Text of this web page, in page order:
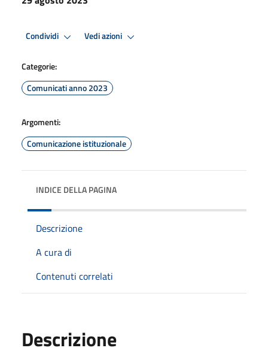
Condividi Vedi azioni
Categorie:
Comunicati anno 2023
Argomenti:
Comunicazione istituzionale
INDICE DELLA PAGINA
Descrizione
A cura di
Contenuti correlati
Descrizione